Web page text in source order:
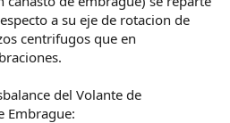
a su eje de rotacion de
centrifugos que en
del Volante de
Embrague: